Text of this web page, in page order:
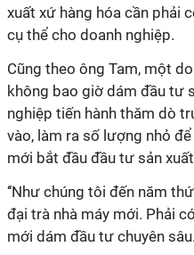
xuất xứ hàng hóa cần phải
cụ thể cho doanh nghiệp.
Cũng theo ông Tam, một
không bao giờ dám đầu tư
nghiệp tiến hành thăm dò
vào, làm ra số lượng nhỏ
mới bắt đầu đầu tư sản
‘‘Như chúng tôi đến năm
đại trà nhà máy mới. Phải
mới dám đầu tư chuyên sâu.